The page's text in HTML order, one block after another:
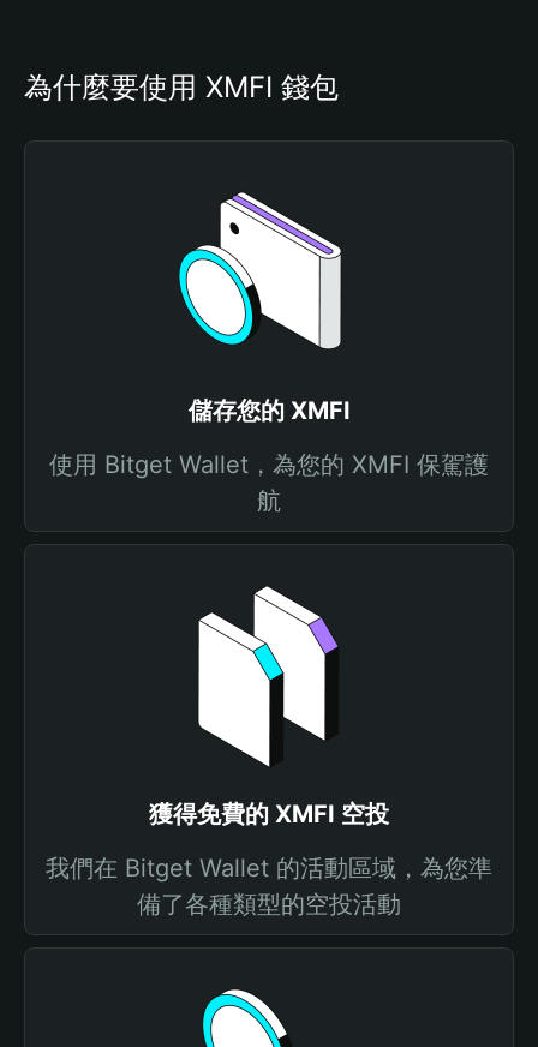
為什麼要使用 XMFI 錢包
儲存您的 XMFI
使用 Bitget Wallet，為您的 XMFI 保駕護
航
獲得免費的 XMFI 空投
我們在 Bitget Wallet 的活動區域，為您準
備了各種類型的空投活動